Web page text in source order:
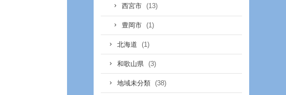
西宮市 (13)
豊岡市 (1)
北海道 (1)
和歌山県 (3)
地域未分類 (38)